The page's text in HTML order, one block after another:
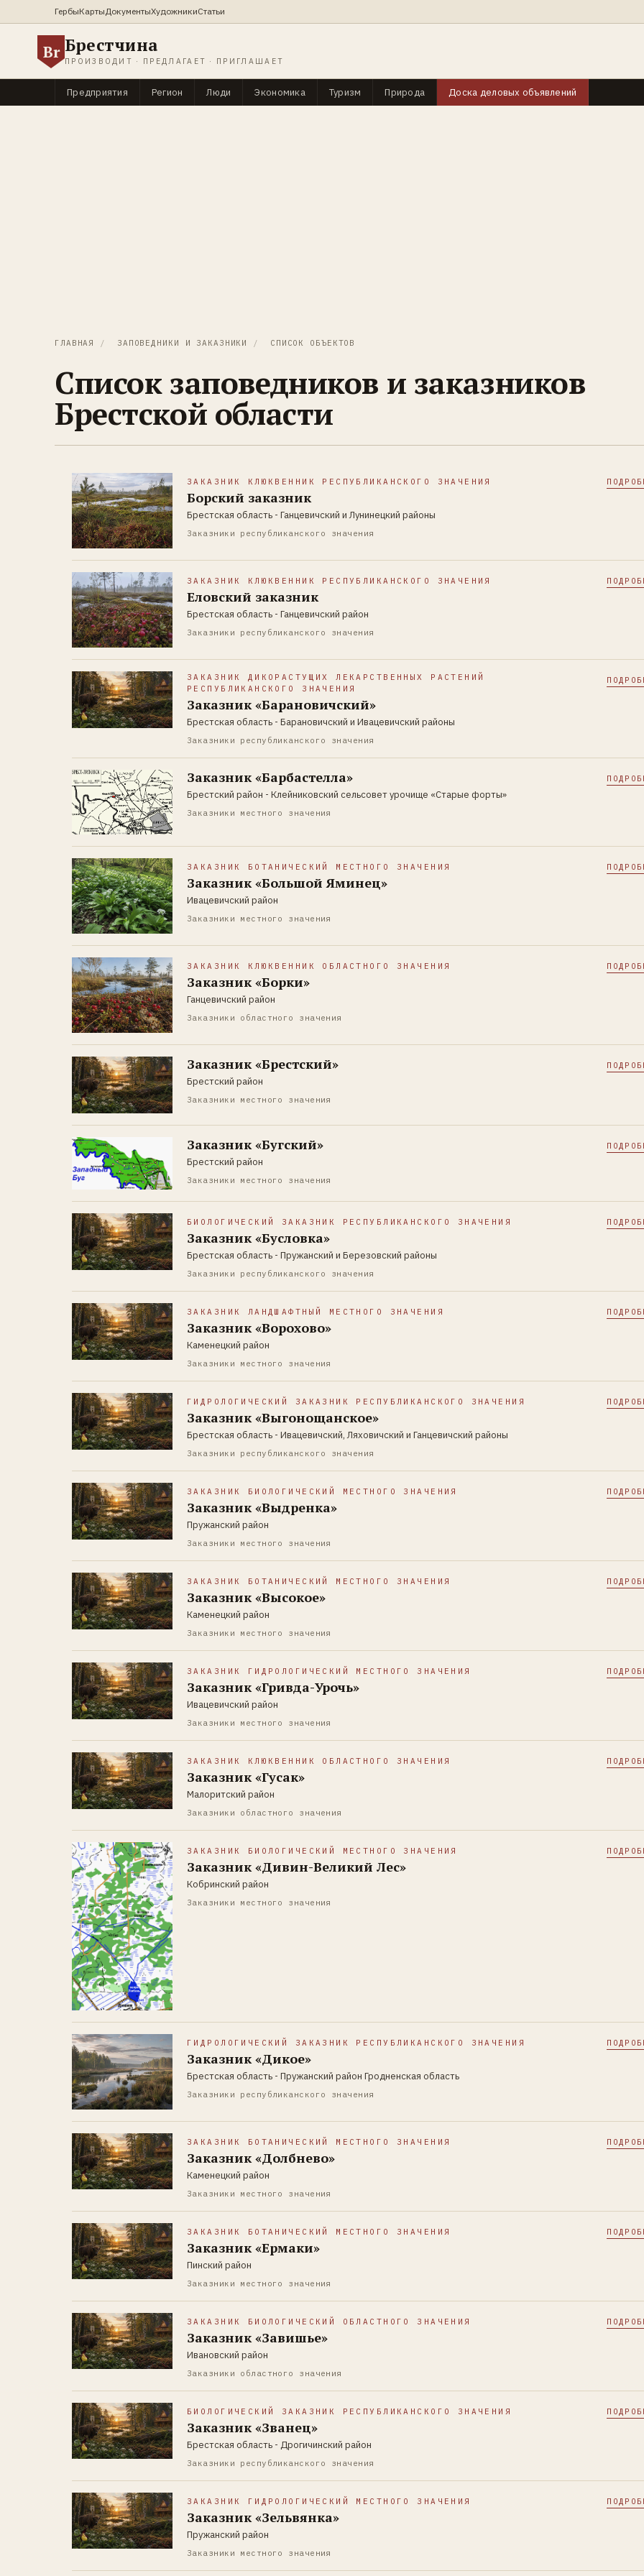
ГербыКартыДокументыХудожникиСтатьи
Br Брестчина
ПРОИЗВОДИТ · ПРЕДЛАГАЕТ · ПРИГЛАШАЕТ
Предприятия Регион Люди Экономика Туризм Природа Доска деловых объявлений
ГЛАВНАЯ / ЗАПОВЕДНИКИ И ЗАКАЗНИКИ / СПИСОК ОБЪЕКТОВ
Список заповедников и заказников
Брестской области
ЗАКАЗНИК КЛЮКВЕННИК РЕСПУБЛИКАНСКОГО ЗНАЧЕНИЯ
Борский заказник
Брестская область - Ганцевичский и Лунинецкий районы
Заказники республиканского значения
ЗАКАЗНИК КЛЮКВЕННИК РЕСПУБЛИКАНСКОГО ЗНАЧЕНИЯ
Еловский заказник
Брестская область - Ганцевичский район
Заказники республиканского значения
ЗАКАЗНИК ДИКОРАСТУЩИХ ЛЕКАРСТВЕННЫХ РАСТЕНИЙ
РЕСПУБЛИКАНСКОГО ЗНАЧЕНИЯ
Заказник «Барановичский»
Брестская область - Барановичский и Ивацевичский районы
Заказники республиканского значения
Заказник «Барбастелла»
Брестский район - Клейниковский сельсовет урочище «Старые форты»
Заказники местного значения
ЗАКАЗНИК БОТАНИЧЕСКИЙ МЕСТНОГО ЗНАЧЕНИЯ
Заказник «Большой Яминец»
Ивацевичский район
Заказники местного значения
ЗАКАЗНИК КЛЮКВЕННИК ОБЛАСТНОГО ЗНАЧЕНИЯ
Заказник «Борки»
Ганцевичский район
Заказники областного значения
Заказник «Брестский»
Брестский район
Заказники местного значения
Заказник «Бугский»
Брестский район
Заказники местного значения
БИОЛОГИЧЕСКИЙ ЗАКАЗНИК РЕСПУБЛИКАНСКОГО ЗНАЧЕНИЯ
Заказник «Бусловка»
Брестская область - Пружанский и Березовский районы
Заказники республиканского значения
ЗАКАЗНИК ЛАНДШАФТНЫЙ МЕСТНОГО ЗНАЧЕНИЯ
Заказник «Ворохово»
Каменецкий район
Заказники местного значения
ГИДРОЛОГИЧЕСКИЙ ЗАКАЗНИК РЕСПУБЛИКАНСКОГО ЗНАЧЕНИЯ
Заказник «Выгонощанское»
Брестская область - Ивацевичский, Ляховичский и Ганцевичский районы
Заказники республиканского значения
ЗАКАЗНИК БИОЛОГИЧЕСКИЙ МЕСТНОГО ЗНАЧЕНИЯ
Заказник «Выдренка»
Пружанский район
Заказники местного значения
ЗАКАЗНИК БОТАНИЧЕСКИЙ МЕСТНОГО ЗНАЧЕНИЯ
Заказник «Высокое»
Каменецкий район
Заказники местного значения
ЗАКАЗНИК ГИДРОЛОГИЧЕСКИЙ МЕСТНОГО ЗНАЧЕНИЯ
Заказник «Гривда-Урочь»
Ивацевичский район
Заказники местного значения
ЗАКАЗНИК КЛЮКВЕННИК ОБЛАСТНОГО ЗНАЧЕНИЯ
Заказник «Гусак»
Малоритский район
Заказники областного значения
ЗАКАЗНИК БИОЛОГИЧЕСКИЙ МЕСТНОГО ЗНАЧЕНИЯ
Заказник «Дивин-Великий Лес»
Кобринский район
Заказники местного значения
ГИДРОЛОГИЧЕСКИЙ ЗАКАЗНИК РЕСПУБЛИКАНСКОГО ЗНАЧЕНИЯ
Заказник «Дикое»
Брестская область - Пружанский район Гродненская область
Заказники республиканского значения
ЗАКАЗНИК БОТАНИЧЕСКИЙ МЕСТНОГО ЗНАЧЕНИЯ
Заказник «Долбнево»
Каменецкий район
Заказники местного значения
ЗАКАЗНИК БОТАНИЧЕСКИЙ МЕСТНОГО ЗНАЧЕНИЯ
Заказник «Ермаки»
Пинский район
Заказники местного значения
ЗАКАЗНИК БИОЛОГИЧЕСКИЙ ОБЛАСТНОГО ЗНАЧЕНИЯ
Заказник «Завишье»
Ивановский район
Заказники областного значения
БИОЛОГИЧЕСКИЙ ЗАКАЗНИК РЕСПУБЛИКАНСКОГО ЗНАЧЕНИЯ
Заказник «Званец»
Брестская область - Дрогичинский район
Заказники республиканского значения
ЗАКАЗНИК ГИДРОЛОГИЧЕСКИЙ МЕСТНОГО ЗНАЧЕНИЯ
Заказник «Зельвянка»
Пружанский район
Заказники местного значения